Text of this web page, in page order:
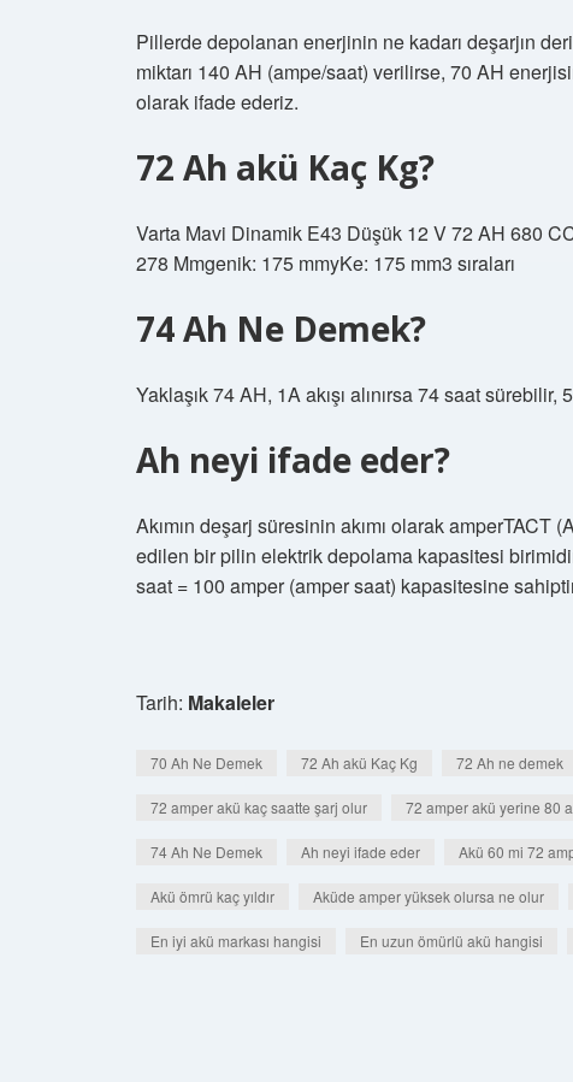
Pillerde depolanan enerjinin ne kadarı deşarjın
miktarı 140 AH (ampe/saat) verilirse, 70 AH
olarak ifade ederiz.
72 Ah akü Kaç Kg?
Varta Mavi Dinamik E43 Düşük 12 V 72 AH 680
278 Mmgenik: 175 mmyKe: 175 mm3 sıraları
74 Ah Ne Demek?
Yaklaşık 74 AH, 1A akışı alınırsa 74 saat sürebilir,
Ah neyi ifade eder?
Akımın deşarj süresinin akımı olarak
edilen bir pilin elektrik depolama kapasitesi
saat = 100 amper (amper saat) kapasitesine
Tarih: Makaleler
70 Ah Ne Demek 72 Ah akü Kaç Kg 72 Ah ne demek
72 amper akü kaç saatte şarj olur 72 amper akü yerine 80
74 Ah Ne Demek Ah neyi ifade eder Akü 60 mi 72
Akü ömrü kaç yıldır Aküde amper yüksek olursa ne olur
En iyi akü markası hangisi En uzun ömürlü akü hangisi